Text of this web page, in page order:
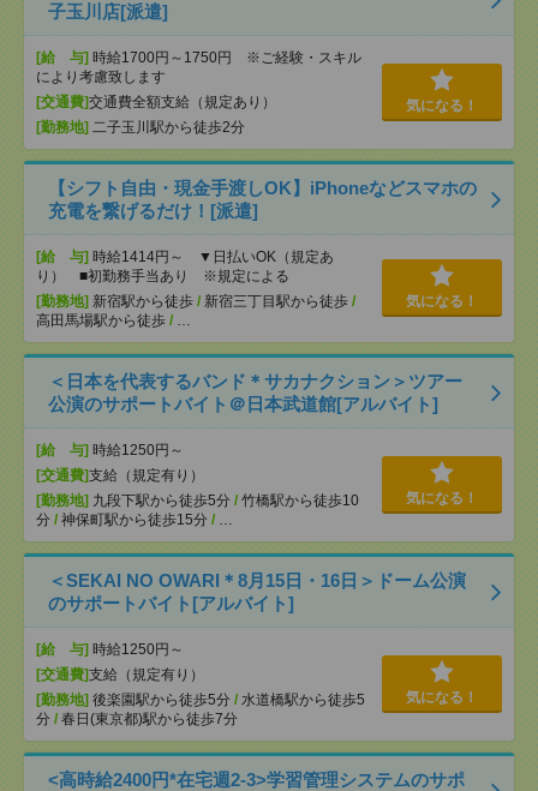
子玉川店[派遣]
[給 与] 時給1700円～1750円 ※ご経験・スキル
により考慮致します
[交通費]交通費全額支給（規定あり）
[勤務地] 二子玉川駅から徒歩2分
気になる！
【シフト自由・現金手渡しOK】iPhoneなどスマホの
充電を繋げるだけ！[派遣]
[給 与] 時給1414円～ ▼日払いOK（規定あ
り） ■初勤務手当あり ※規定による
[勤務地] 新宿駅から徒歩 / 新宿三丁目駅から徒歩 /
高田馬場駅から徒歩 / …
気になる！
＜日本を代表するバンド＊サカナクション＞ツアー
公演のサポートバイト＠日本武道館[アルバイト]
[給 与] 時給1250円～
[交通費]支給（規定有り）
[勤務地] 九段下駅から徒歩5分 / 竹橋駅から徒歩10
分 / 神保町駅から徒歩15分 / …
気になる！
＜SEKAI NO OWARI＊8月15日・16日＞ドーム公演
のサポートバイト[アルバイト]
[給 与] 時給1250円～
[交通費]支給（規定有り）
[勤務地] 後楽園駅から徒歩5分 / 水道橋駅から徒歩5
分 / 春日(東京都)駅から徒歩7分
気になる！
<高時給2400円*在宅週2-3>学習管理システムのサポ